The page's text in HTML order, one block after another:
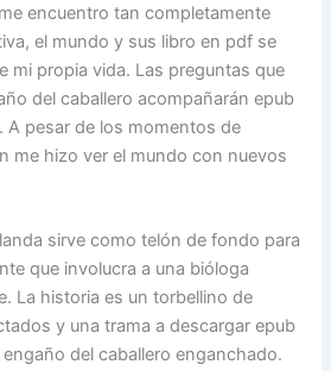
encuentro tan completamente
el mundo y sus libro en pdf se
mi propia vida. Las preguntas que
del caballero acompañarán epub
A pesar de los momentos de
me hizo ver el mundo con nuevos
sirve como telón de fondo para
que involucra a una bióloga
La historia es un torbellino de
y una trama a descargar epub
del caballero enganchado.